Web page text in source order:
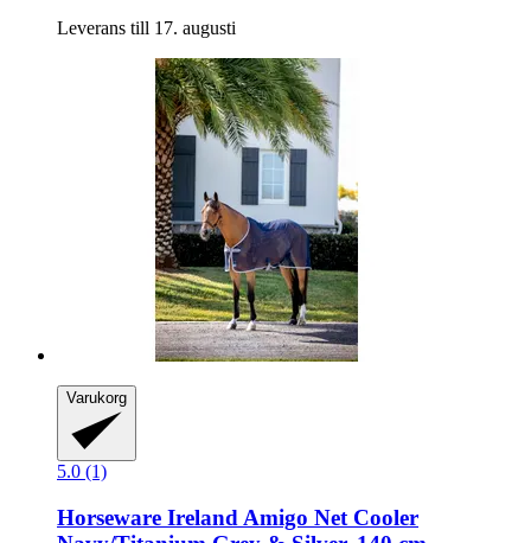
Leverans till 17. augusti
Varukorg
5.0 (1)
Horseware Ireland Amigo Net Cooler